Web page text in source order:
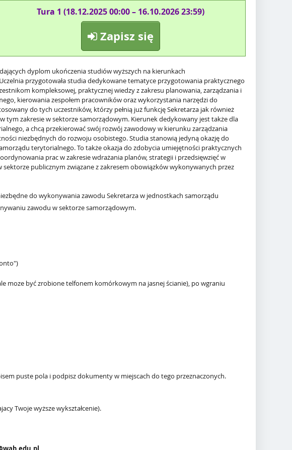
Tura 1 (18.12.2025 00:00 – 16.10.2026 23:59)
Zapisz się
dyplom ukończenia studiów wyższych na kierunkach
przygotowała studia dedykowane tematyce przygotowania praktycznego
kompleksowej, praktycznej wiedzy z zakresu planowania, zarządzania i
kierowania zespołem pracowników oraz wykorzystania narzędzi do
do tych uczestników, którzy pełnią już funkcję Sekretarza jak również
zakresie w sektorze samorządowym. Kierunek dedykowany jest także dla
a chcą przekierować swój rozwój zawodowy w kierunku zarządzania
niezbędnych do rozwoju osobistego. Studia stanowią jedyną okazję do
terytorialnego. To także okazja do zdobycia umiejętności praktycznych
prac w zakresie wdrażania planów, strategii i przedsięwzięć w
publicznym związane z zakresem obowiązków wykonywanych przez
do wykonywania zawodu Sekretarza w jednostkach samorządu
zawodu w sektorze samorządowym.
moze być zrobione telfonem komórkowym na jasnej ścianie), po wgraniu
puste pola i podpisz dokumenty w miejscach do tego przeznaczonych.
Twoje wyższe wykształcenie).